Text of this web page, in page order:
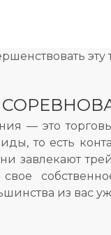
эту
— это
то есть
завлекают
свое
из вас